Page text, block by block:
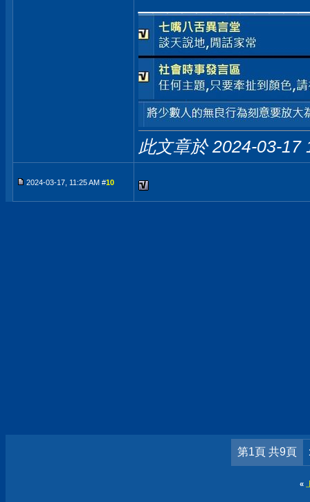
此文章於 2024-03-17
2024-03-17, 11:25 AM #10
第1頁 共9頁
«